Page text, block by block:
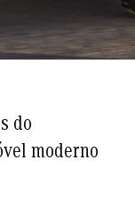
do
moderno